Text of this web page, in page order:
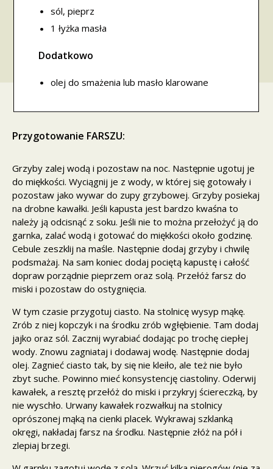
sól, pieprz
1 łyżka masła
Dodatkowo
olej do smażenia lub masło klarowane
Przygotowanie FARSZU:
Grzyby zalej wodą i pozostaw na noc. Następnie ugotuj je
do miękkości. Wyciągnij je z wody, w której się gotowały i
pozostaw jako wywar do zupy grzybowej. Grzyby posiekaj
na drobne kawałki. Jeśli kapusta jest bardzo kwaśna to
należy ją odcisnąć z soku. Jeśli nie to można przełożyć ją do
garnka, zalać wodą i gotować do miękkości około godzinę.
Cebule zeszklij na maśle. Następnie dodaj grzyby i chwilę
podsmażaj. Na sam koniec dodaj pociętą kapustę i całość
dopraw porządnie pieprzem oraz solą. Przełóż farsz do
miski i pozostaw do ostygnięcia.
W tym czasie przygotuj ciasto. Na stolnicę wysyp mąkę.
Zrób z niej kopczyk i na środku zrób wgłębienie. Tam dodaj
jajko oraz sól. Zacznij wyrabiać dodając po trochę ciepłej
wody. Znowu zagniataj i dodawaj wodę. Następnie dodaj
olej. Zagnieć ciasto tak, by się nie kleiło, ale też nie było
zbyt suche. Powinno mieć konsystencję ciastoliny. Oderwij
kawałek, a resztę przełóż do miski i przykryj ściereczką, by
nie wyschło. Urwany kawałek rozwałkuj na stolnicy
oprószonej mąką na cienki placek. Wykrawaj szklanką
okręgi, nakładaj farsz na środku. Następnie złóż na pół i
zlepiaj brzegi.